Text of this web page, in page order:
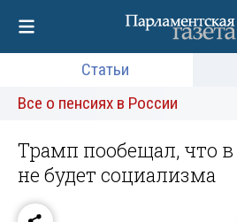
Статьи
Все о пенсиях в России
Трамп пообещал, что
не будет социализма